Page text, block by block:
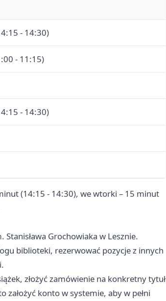
- 14:30)
- 11:15)
- 14:30)
(14:15 - 14:30), we wtorki – 15 minut
Grochowiaka w Lesznie.
biblioteki, rezerwować pozycje z innych
złożyć zamówienie na konkretny tytuł
konto w systemie, aby w pełni